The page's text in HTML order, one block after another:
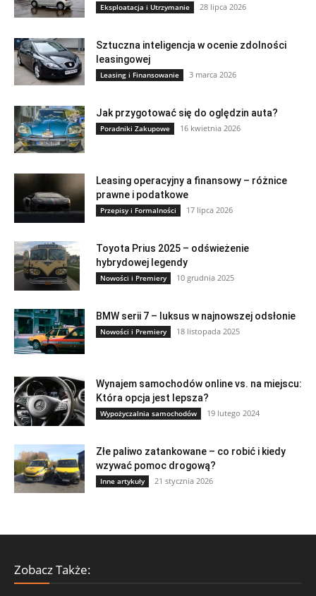
Eksploatacja i Utrzymanie 28 lipca 2026
Sztuczna inteligencja w ocenie zdolności
leasingowej
Leasing i Finansowanie 3 marca 2026
Jak przygotować się do oględzin auta?
Poradniki Zakupowe 16 kwietnia 2026
Leasing operacyjny a finansowy – różnice
prawne i podatkowe
Przepisy i Formalności 17 lipca 2026
Toyota Prius 2025 – odświeżenie
hybrydowej legendy
Nowości i Premiery 10 grudnia 2025
BMW serii 7 – luksus w najnowszej odsłonie
Nowości i Premiery 18 listopada 2025
Wynajem samochodów online vs. na miejscu:
Która opcja jest lepsza?
Wypożyczalnia samochodów 19 lutego 2024
Złe paliwo zatankowane – co robić i kiedy
wzywać pomoc drogową?
Inne artykuły 21 stycznia 2026
Zobacz Także: